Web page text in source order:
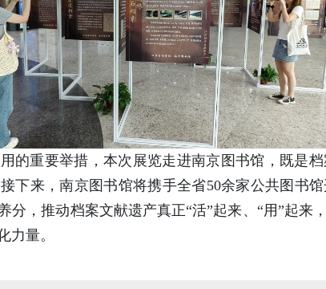
的重要举措，本次展览走进南京图书馆，既是
下来，南京图书馆将携手全省50余家公共图书
分，推动档案文献遗产真正“活”起来、“用”起来
力量。